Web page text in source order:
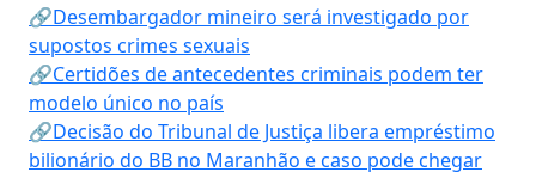
🔗Desembargador mineiro será investigado por
supostos crimes sexuais
🔗Certidões de antecedentes criminais podem ter
modelo único no país
🔗Decisão do Tribunal de Justiça libera empréstimo
bilionário do BB no Maranhão e caso pode chegar